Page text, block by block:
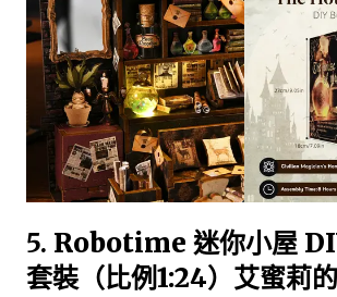
5. Robotime 迷你小屋
套裝（比例1:24）艾蜜莉